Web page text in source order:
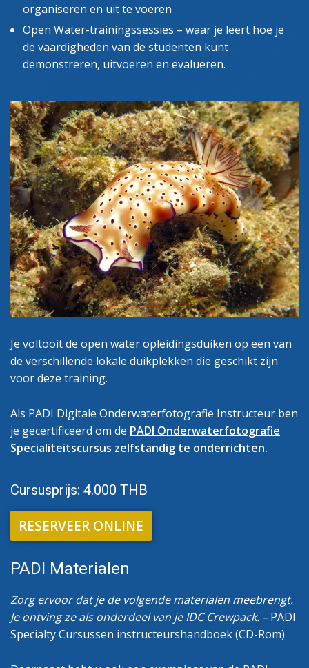
organiseren en uit te voeren
Open Water-trainingssessies – waar je leert hoe je
de vaardigheden van de studenten kunt
demonstreren, uitvoeren en evalueren.
Je voltooit de open water opleidingsduiken op een van
de verschillende lokale duikplekken die geschikt zijn
voor deze training.
Als PADI Digitale Onderwaterfotografie Instructeur ben
je gecertificeerd om de PADI Onderwaterfotografie
Specialiteitscursus zelfstandig te onderrichten.
Cursusprijs: 4.000 THB
RESERVEER ONLINE
PADI Materialen
Zorg ervoor dat je de volgende materialen meebrengt.
Je ontving ze als onderdeel van je IDC Crewpack. –PADI
Specialty Cursussen instructeurshandboek (CD-Rom)